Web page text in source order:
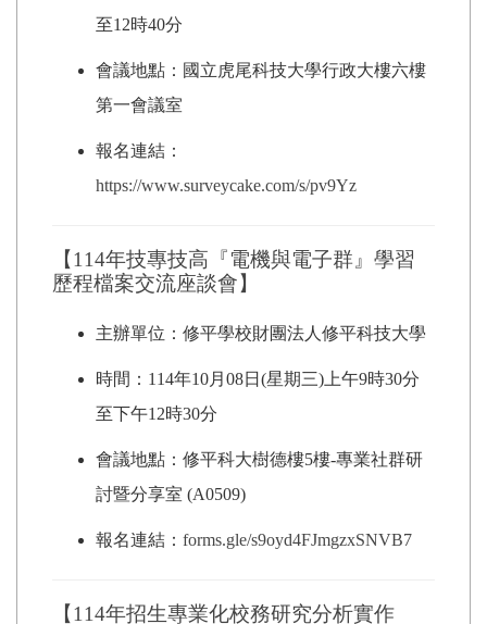
至12時40分
會議地點：國立虎尾科技大學行政大樓六樓
第一會議室
報名連結：
https://www.surveycake.com/s/pv9Yz
【114年技專技高『電機與電子群』學習
歷程檔案交流座談會】
主辦單位：修平學校財團法人修平科技大學
時間：114年10月08日(星期三)上午9時30分
至下午12時30分
會議地點：修平科大樹德樓5樓-專業社群研
討暨分享室 (A0509)
報名連結： forms.gle/s9oyd4FJmgzxSNVB7
【114年招生專業化校務研究分析實作